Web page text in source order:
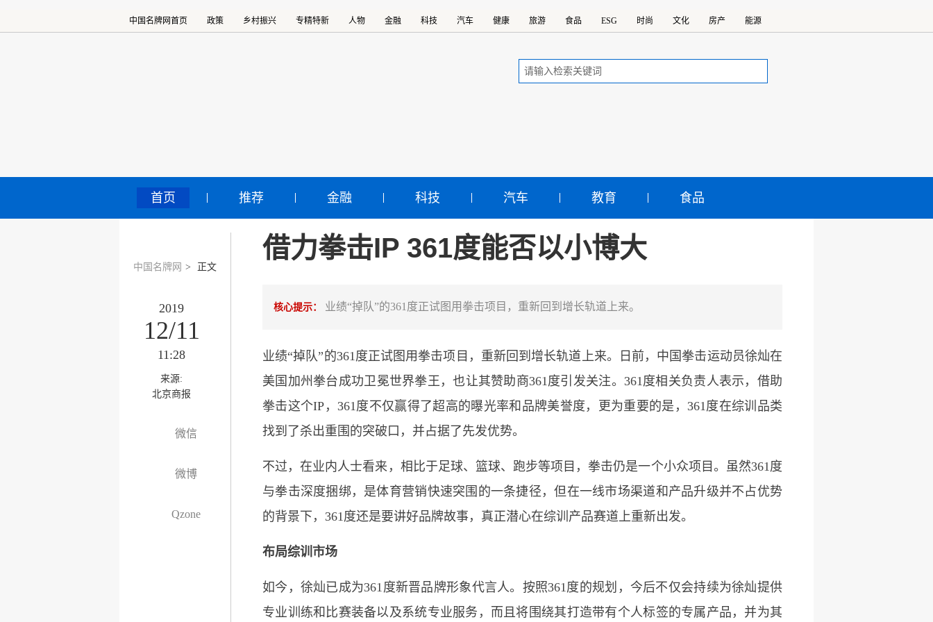
中国名牌网首页 政策 乡村振兴 专精特新 人物 金融 科技 汽车 健康 旅游 食品 ESG 时尚 文化 房产 能源
首页 推荐 金融 科技 汽车 教育 食品
中国名牌网 > 正文
2019
12/11
11:28
来源:
北京商报
微信
微博
Qzone
借力拳击IP 361度能否以小博大
核心提示： 业绩“掉队”的361度正试图用拳击项目，重新回到增长轨道上来。
业绩“掉队”的361度正试图用拳击项目，重新回到增长轨道上来。日前，中国拳击运动员徐灿在
美国加州拳台成功卫冕世界拳王，也让其赞助商361度引发关注。361度相关负责人表示，借助
拳击这个IP，361度不仅赢得了超高的曝光率和品牌美誉度，更为重要的是，361度在综训品类
找到了杀出重围的突破口，并占据了先发优势。
不过，在业内人士看来，相比于足球、篮球、跑步等项目，拳击仍是一个小众项目。虽然361度
与拳击深度捆绑，是体育营销快速突围的一条捷径，但在一线市场渠道和产品升级并不占优势
的背景下，361度还是要讲好品牌故事，真正潜心在综训产品赛道上重新出发。
布局综训市场
如今，徐灿已成为361度新晋品牌形象代言人。按照361度的规划，今后不仅会持续为徐灿提供
专业训练和比赛装备以及系统专业服务，而且将围绕其打造带有个人标签的专属产品，并为其